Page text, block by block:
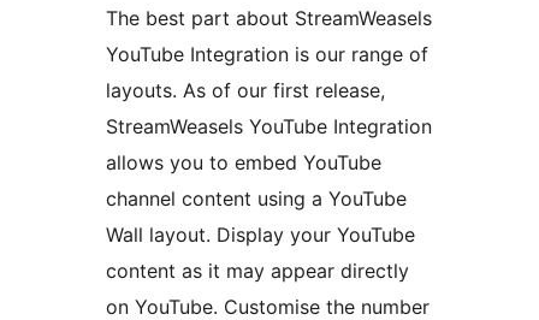
The best part about StreamWeasels
YouTube Integration is our range of
layouts. As of our first release,
StreamWeasels YouTube Integration
allows you to embed YouTube
channel content using a YouTube
Wall layout. Display your YouTube
content as it may appear directly
on YouTube. Customise the number